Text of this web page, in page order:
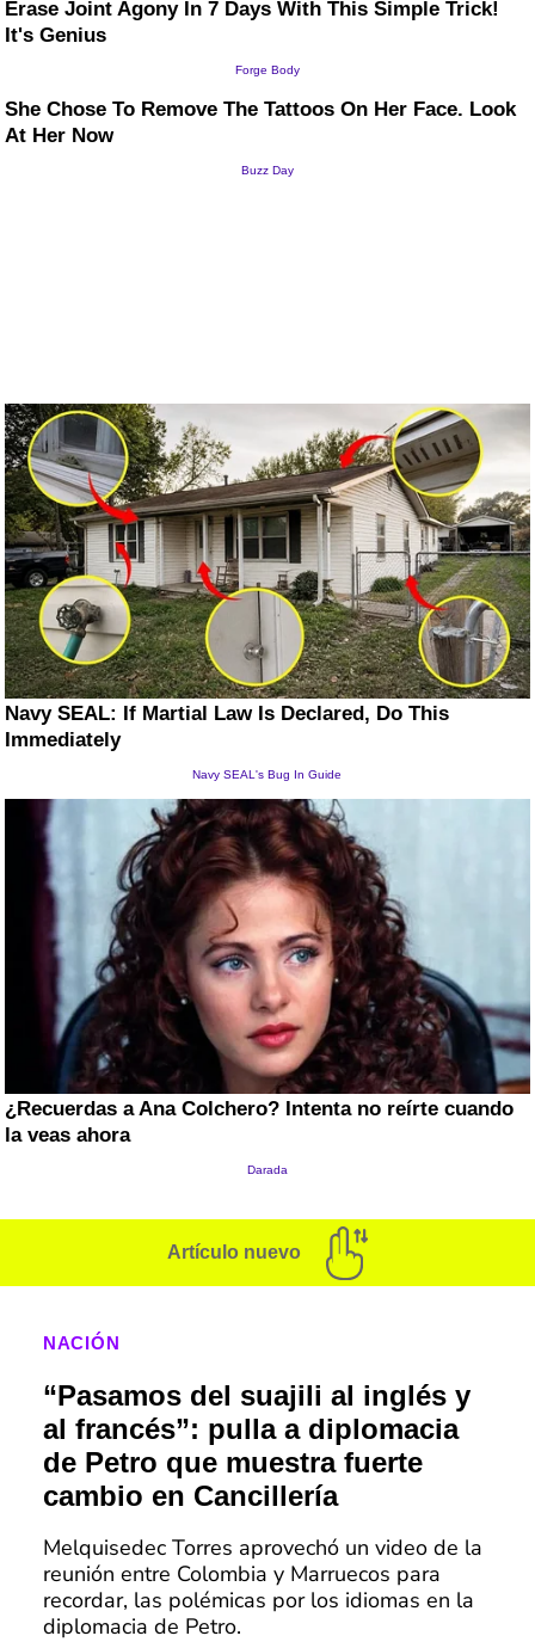
Artículo nuevo
NACIÓN
“Pasamos del suajili al inglés y
al francés”: pulla a diplomacia
de Petro que muestra fuerte
cambio en Cancillería
Melquisedec Torres aprovechó un video de la
reunión entre Colombia y Marruecos para
recordar, las polémicas por los idiomas en la
diplomacia de Petro.